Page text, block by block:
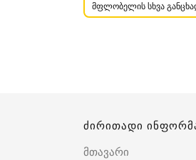
მფლობელის სხვა
ძირითადი
მთავარი